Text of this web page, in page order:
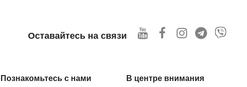
Оставайтесь на связи
Познакомьтесь с нами В центре внимания